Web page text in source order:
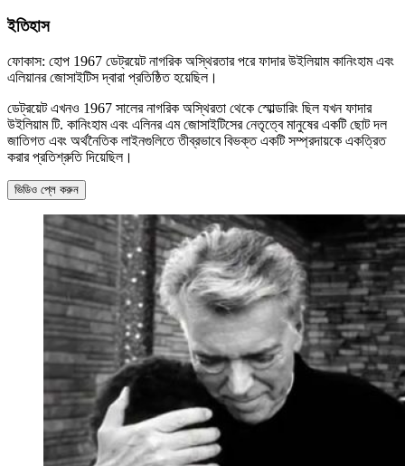
ইতিহাস
ফোকাস: হোপ 1967 ডেট্রয়েট নাগরিক অস্থিরতার পরে ফাদার উইলিয়াম কানিংহাম এবং
এলিয়ানর জোসাইটিস দ্বারা প্রতিষ্ঠিত হয়েছিল।
ডেট্রয়েট এখনও 1967 সালের নাগরিক অস্থিরতা থেকে স্মোল্ডারিং ছিল যখন ফাদার
উইলিয়াম টি. কানিংহাম এবং এলিনর এম জোসাইটিসের নেতৃত্বে মানুষের একটি ছোট দল
জাতিগত এবং অর্থনৈতিক লাইনগুলিতে তীব্রভাবে বিভক্ত একটি সম্প্রদায়কে একত্রিত
করার প্রতিশ্রুতি দিয়েছিল।
ভিডিও প্লে করুন